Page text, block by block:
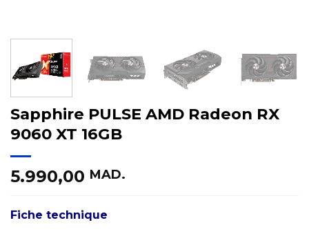
Sapphire PULSE AMD Radeon RX
9060 XT 16GB
5.990,00 MAD.
Fiche technique